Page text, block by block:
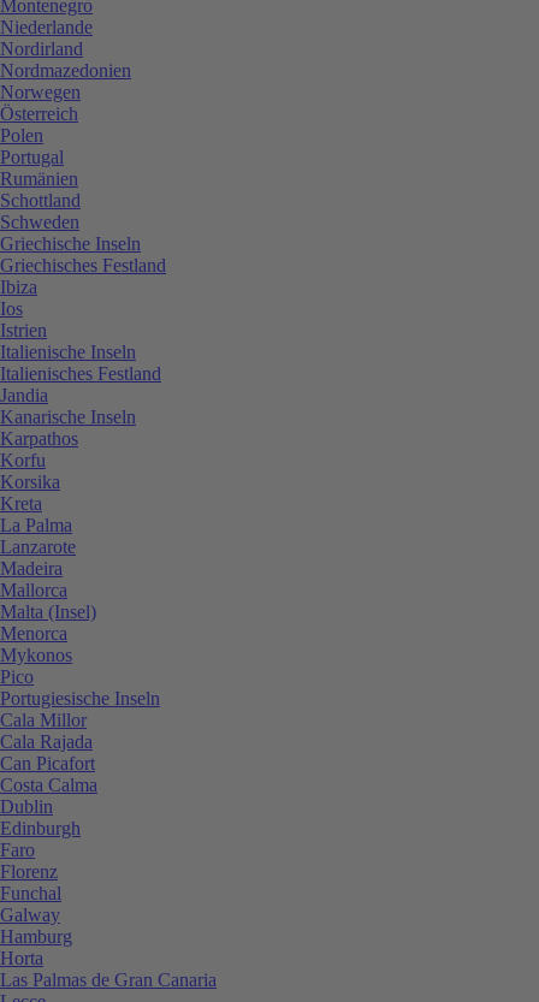
Montenegro
Niederlande
Nordirland
Nordmazedonien
Norwegen
Österreich
Polen
Portugal
Rumänien
Schottland
Schweden
Griechische Inseln
Griechisches Festland
Ibiza
Ios
Istrien
Italienische Inseln
Italienisches Festland
Jandia
Kanarische Inseln
Karpathos
Korfu
Korsika
Kreta
La Palma
Lanzarote
Madeira
Mallorca
Malta (Insel)
Menorca
Mykonos
Pico
Portugiesische Inseln
Cala Millor
Cala Rajada
Can Picafort
Costa Calma
Dublin
Edinburgh
Faro
Florenz
Funchal
Galway
Hamburg
Horta
Las Palmas de Gran Canaria